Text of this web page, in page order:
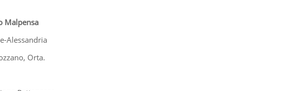
Malpensa
Alessandria
Orta.